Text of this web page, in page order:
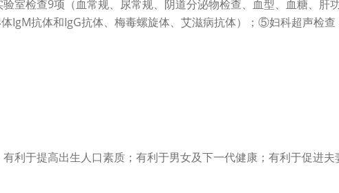
检查9项（血常规、尿常规、阴道分泌物检查、血型、血糖、肝
IgM抗体和IgG抗体、梅毒螺旋体、艾滋病抗体）；⑤妇科超声检
利于提高出生人口素质；有利于男女及下一代健康；有利于促进